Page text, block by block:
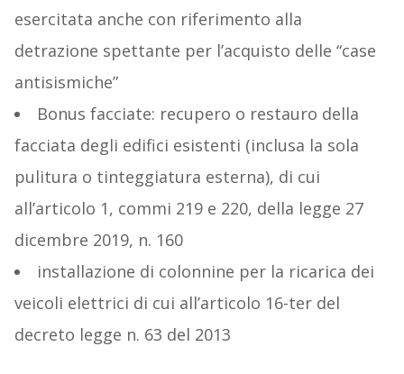
esercitata anche con riferimento alla
detrazione spettante per l’acquisto delle “case
antisismiche”
Bonus facciate: recupero o restauro della
facciata degli edifici esistenti (inclusa la sola
pulitura o tinteggiatura esterna), di cui
all’articolo 1, commi 219 e 220, della legge 27
dicembre 2019, n. 160
installazione di colonnine per la ricarica dei
veicoli elettrici di cui all’articolo 16-ter del
decreto legge n. 63 del 2013